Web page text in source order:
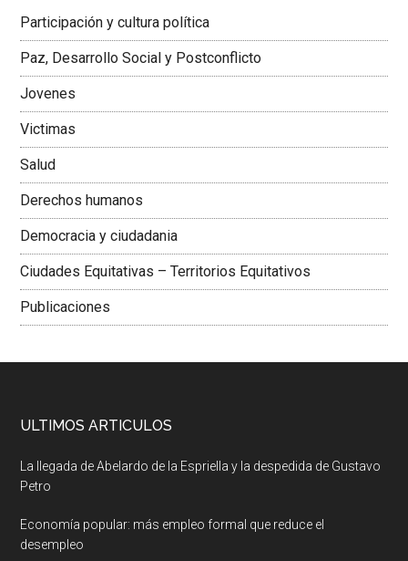
Colombiana
Participación y cultura política
Paz, Desarrollo Social y Postconflicto
Jovenes
Victimas
Salud
Derechos humanos
Democracia y ciudadania
Ciudades Equitativas – Territorios Equitativos
Publicaciones
ULTIMOS ARTICULOS
La llegada de Abelardo de la Espriella y la despedida de Gustavo
Petro
Economía popular: más empleo formal que reduce el
desempleo